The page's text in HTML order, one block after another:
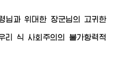
님 과위대한 장군님의 고귀한
리 식 사회주의의 불가항력적